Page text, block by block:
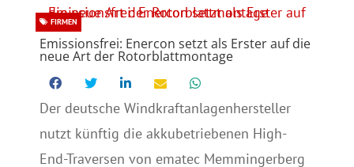
Emissionsfrei: Enercon setzt als Erster auf die
neue Art der Rotorblattmontage
FIRMEN
Der deutsche Windkraftanlagenhersteller
nutzt künftig die akkubetriebenen High-
End-Traversen von ematec Memmingerberg